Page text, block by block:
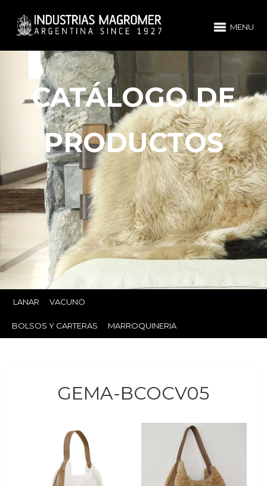
MENU
CATÁLOGO DE
PRODUCTOS
LANAR VACUNO
BOLSOS Y CARTERAS MARROQUINERIA
GEMA-BCOCV05